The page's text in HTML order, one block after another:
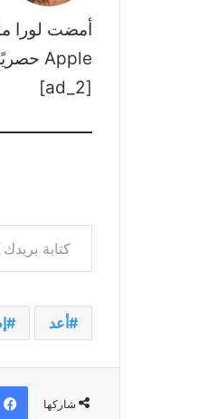
Apple حصريًا على مدار العقود الثلاثة الماضية. بالإضافة إلى الكتابة والتحرير في MTE، فإنها تدير أيضًا برنامج المراجعة المدعوم للموقع.
[ad_2]
كتابة بريدك الإلكتروني...
أعد
شاركها